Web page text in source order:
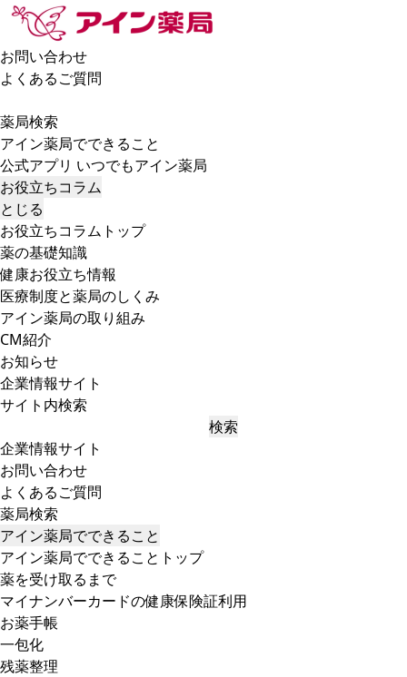
お問い合わせ
よくあるご質問
薬局検索
アイン薬局でできること
公式アプリ いつでもアイン薬局
お役立ちコラム
とじる
お役立ちコラムトップ
薬の基礎知識
健康お役立ち情報
医療制度と薬局のしくみ
アイン薬局の取り組み
CM紹介
お知らせ
企業情報サイト
サイト内検索
検索
企業情報サイト
お問い合わせ
よくあるご質問
薬局検索
アイン薬局でできること
アイン薬局でできることトップ
薬を受け取るまで
マイナンバーカードの健康保険証利用
お薬手帳
一包化
残薬整理